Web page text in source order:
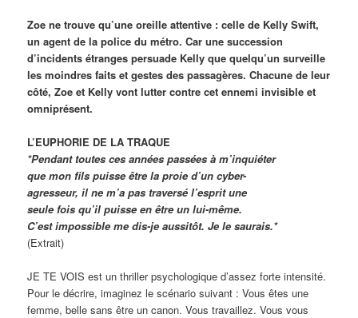
Zoe ne trouve qu’une oreille attentive : celle de Kelly Swift,
un agent de la police du métro. Car une succession
d’incidents étranges persuade Kelly que quelqu’un surveille
les moindres faits et gestes des passagères. Chacune de leur
côté, Zoe et Kelly vont lutter contre cet ennemi invisible et
omniprésent.
L’EUPHORIE DE LA TRAQUE
*Pendant toutes ces années passées à m’inquiéter
que mon fils puisse être la proie d’un cyber-
agresseur, il ne m’a pas traversé l’esprit une
seule fois qu’il puisse en être un lui-même.
C’est impossible me dis-je aussitôt. Je le saurais.*
(Extrait)
JE TE VOIS est un thriller psychologique d’assez forte intensité.
Pour le décrire, imaginez le scénario suivant : Vous êtes une
femme, belle sans être un canon. Vous travaillez. Vous vous